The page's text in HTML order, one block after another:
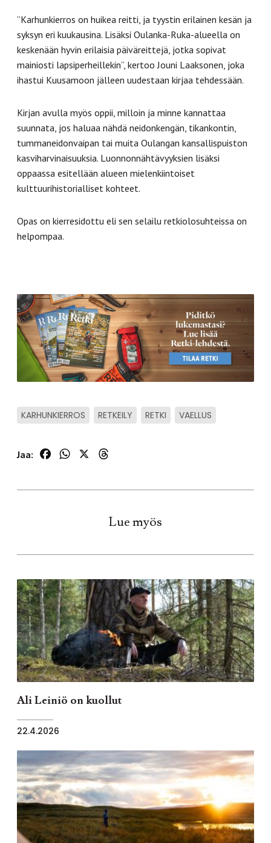
”Karhunkierros on huikea reitti, ja tyystin erilainen kesän ja
syksyn eri kuukausina. Lisäksi Oulanka-Ruka-alueella on
keskenään hyvin erilaisia päiväreittejä, jotka sopivat
mainiosti lapsiperheillekin”, kertoo Jouni Laaksonen, joka
ihastui Kuusamoon jälleen uudestaan kirjaa tehdessään.
Kirjan avulla myös oppii, milloin ja minne kannattaa
suunnata, jos haluaa nähdä neidonkengän, tikankontin,
tummaneidonvaipan tai muita Oulangan kansallispuiston
kasviharvinaisuuksia. Luonnonnähtävyyksien lisäksi
oppaassa esitellään alueen mielenkiintoiset
kulttuurihistorialliset kohteet.
Opas on kierresidottu eli sen selailu retkiolosuhteissa on
helpompaa.
KARHUNKIERROS RETKEILY RETKI VAELLUS
Jaa: FacebookWhatsApp
Lue myös
Ali Leiniö on kuollut
22.4.2026